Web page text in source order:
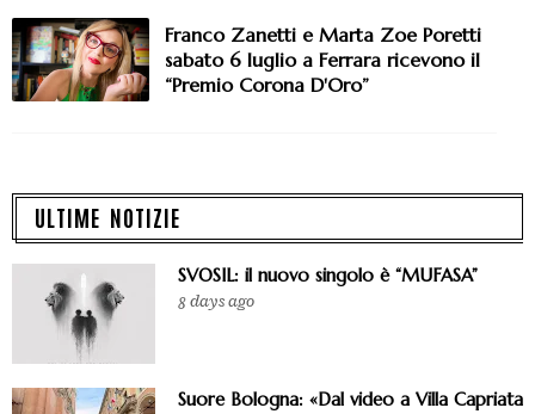
Franco Zanetti e Marta Zoe Poretti
sabato 6 luglio a Ferrara ricevono il
“Premio Corona D'Oro”
ULTIME NOTIZIE
SVOSIL: il nuovo singolo è “MUFASA”
8 days ago
Suore Bologna: «Dal video a Villa Capriata